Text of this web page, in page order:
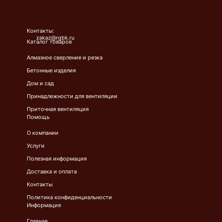
Контакты:
zakaz@rgbk.ru
Каталог товаров
Алмазное сверление и резка
Бетонные изделия
Дом и сад
Принадлежности для вентиляции
Приточная вентиляция
Помощь
О компании
Услуги
Полезная информация
Доставка и оплата
Контакты
Политика конфиденциальности
Информация